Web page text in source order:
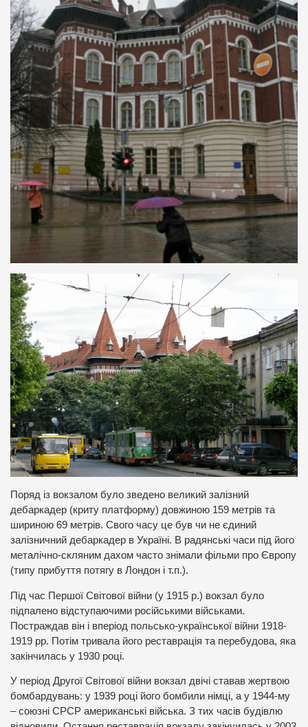
Поряд із вокзалом було зведено великий залізний
дебаркадер (криту платформу) довжиною 159 метрів та
шириною 69 метрів. Свого часу це був чи не єдиний
залізничний дебаркадер в Україні. В радянські часи під його
металічно-скляним дахом часто знімали фільми про Європу
(типу прибуття потягу в Лондон і т.п.).
Під час Першої Світової війни (у 1915 р.) вокзал було
підпалено відступаючими російськими військами.
Постраждав він і вперіод польсько-української війни 1918-
1919 рр. Потім тривала його реставрація та перебудова, яка
закінчилась у 1930 році.
У період Другої Світової війни вокзал двічі ставав жертвою
бомбардувань: у 1939 році його бомбили німці, а у 1944-му
– союзні СРСР американські війська. З тих часів будівлю